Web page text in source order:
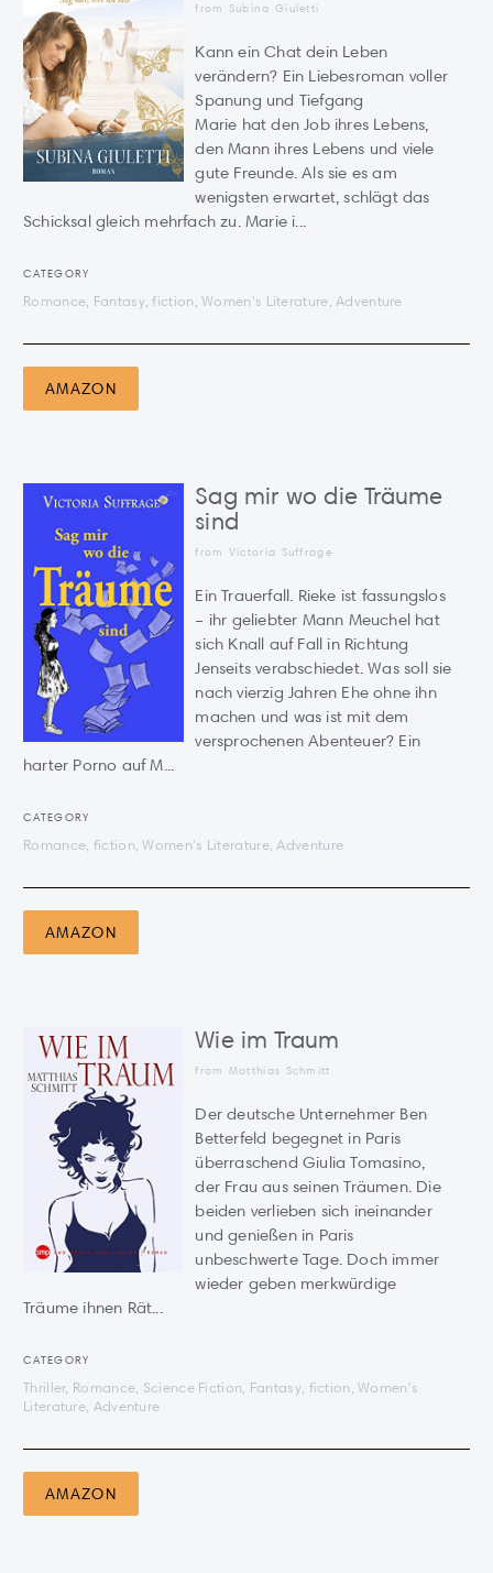
from Subina Giuletti
Kann ein Chat dein Leben
verändern? Ein Liebesroman voller
Spanung und Tiefgang
Marie hat den Job ihres Lebens,
den Mann ihres Lebens und viele
gute Freunde. Als sie es am
wenigsten erwartet, schlägt das
Schicksal gleich mehrfach zu. Marie i...
CATEGORY
Romance, Fantasy, fiction, Women's Literature, Adventure
AMAZON
Sag mir wo die Träume
sind
from Victoria Suffrage
Ein Trauerfall. Rieke ist fassungslos
– ihr geliebter Mann Meuchel hat
sich Knall auf Fall in Richtung
Jenseits verabschiedet. Was soll sie
nach vierzig Jahren Ehe ohne ihn
machen und was ist mit dem
versprochenen Abenteuer? Ein
harter Porno auf M...
CATEGORY
Romance, fiction, Women's Literature, Adventure
AMAZON
Wie im Traum
from Matthias Schmitt
Der deutsche Unternehmer Ben
Betterfeld begegnet in Paris
überraschend Giulia Tomasino,
der Frau aus seinen Träumen. Die
beiden verlieben sich ineinander
und genießen in Paris
unbeschwerte Tage. Doch immer
wieder geben merkwürdige
Träume ihnen Rät...
CATEGORY
Thriller, Romance, Science Fiction, Fantasy, fiction, Women's
Literature, Adventure
AMAZON